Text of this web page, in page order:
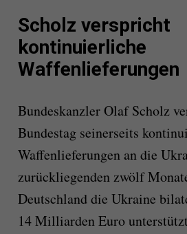
Scholz verspricht
kontinuierliche
Waffenlieferungen
Bundeskanzler Olaf Scholz
Bundestag seinerseits
Waffenlieferungen an die
zurückliegenden zwölf
Deutschland die Ukraine
14 Milliarden Euro